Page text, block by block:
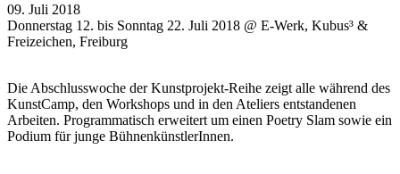
09. Juli 2018
Donnerstag 12. bis Sonntag 22. Juli 2018 @ E-Werk, Kubus³ &
Freizeichen, Freiburg
Die Abschlusswoche der Kunstprojekt-Reihe zeigt alle während des
KunstCamp, den Workshops und in den Ateliers entstandenen
Arbeiten. Programmatisch erweitert um einen Poetry Slam sowie ein
Podium für junge BühnenkünstlerInnen.